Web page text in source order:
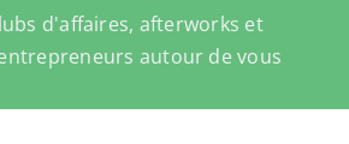
d'affaires, afterworks et
autour de vous